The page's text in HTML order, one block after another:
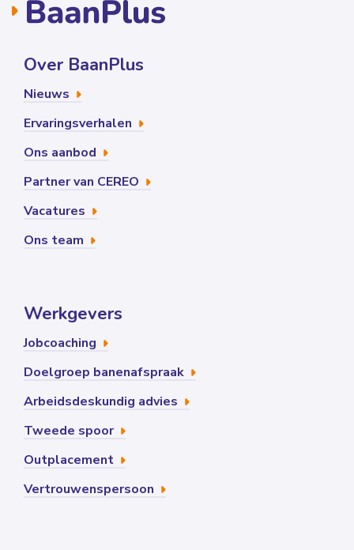
Over BaanPlus
Nieuws
Ervaringsverhalen
Ons aanbod
Partner van CEREO
Vacatures
Ons team
Werkgevers
Jobcoaching
Doelgroep banenafspraak
Arbeidsdeskundig advies
Tweede spoor
Outplacement
Vertrouwenspersoon